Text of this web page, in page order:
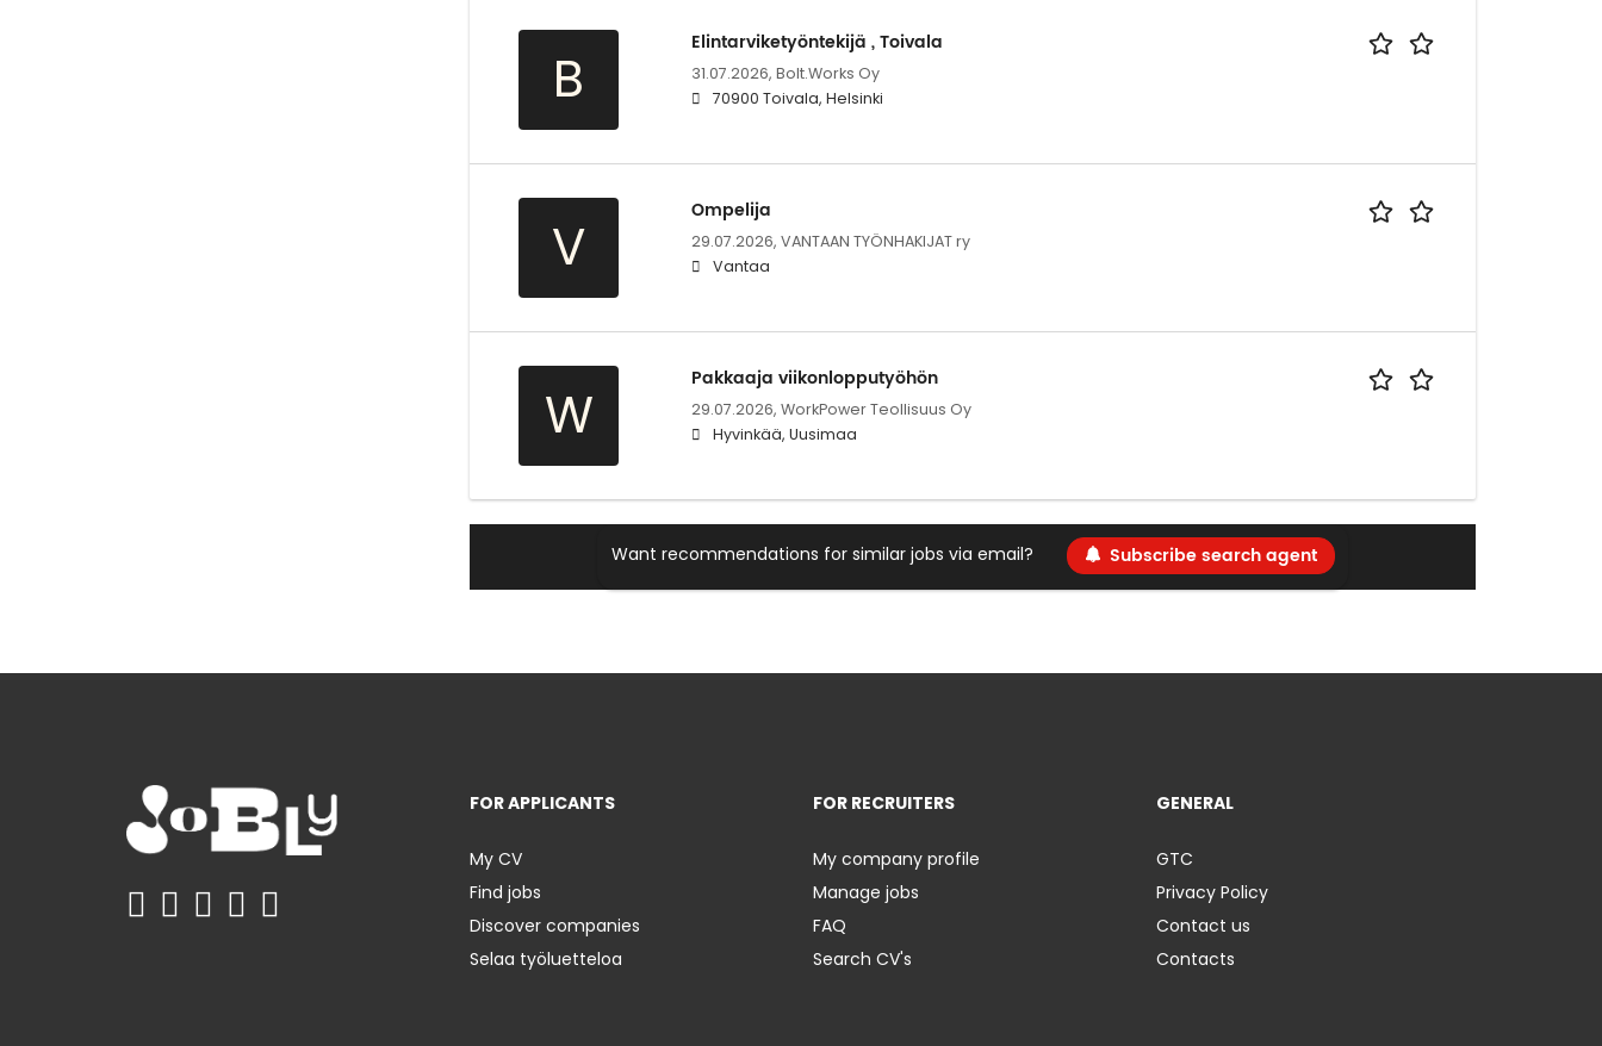
B
Elintarviketyöntekijä , Toivala
31.07.2026, Bolt.Works Oy
70900 Toivala, Helsinki
V
Ompelija
29.07.2026, VANTAAN TYÖNHAKIJAT ry
Vantaa
W
Pakkaaja viikonlopputyöhön
29.07.2026, WorkPower Teollisuus Oy
Hyvinkää, Uusimaa
Want recommendations for similar jobs via email? Subscribe search agent
FOR APPLICANTS
My CV
Find jobs
Discover companies
Selaa työluetteloa
FOR RECRUITERS
My company profile
Manage jobs
FAQ
Search CV's
GENERAL
GTC
Privacy Policy
Contact us
Contacts